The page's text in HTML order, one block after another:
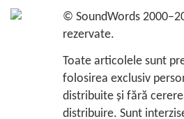
© SoundWords
rezervate.
Toate articolele sunt
folosirea exclusiv
distribuite şi fără
distribuire. Sunt